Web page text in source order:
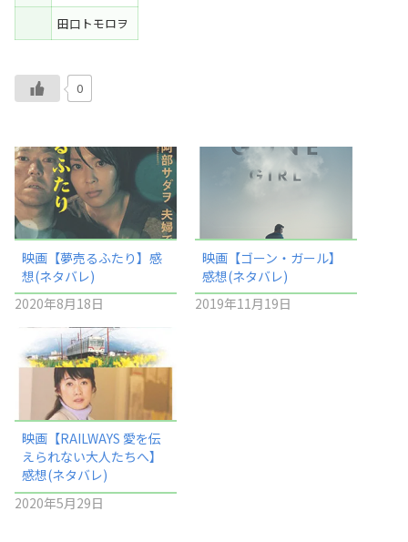
田口トモロヲ
0
映画【夢売るふたり】感
想(ネタバレ)
2020年8月18日
映画【ゴーン・ガール】
感想(ネタバレ)
2019年11月19日
映画【RAILWAYS 愛を伝
えられない大人たちへ】
感想(ネタバレ)
2020年5月29日